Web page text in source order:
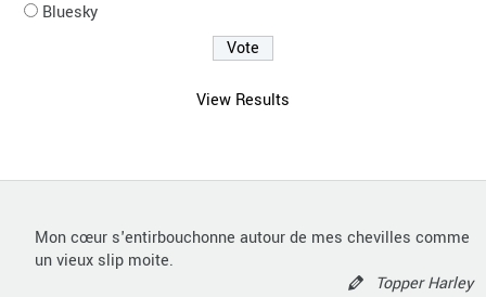
Bluesky
View Results
Mon cœur s'entirbouchonne autour de mes chevilles comme
un vieux slip moite.
Topper Harley